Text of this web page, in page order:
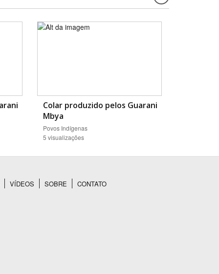
Colar produzido pelos Guarani
Mbya
Povos Indígenas
5 visualizações
VÍDEOS SOBRE CONTATO